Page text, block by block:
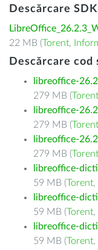
Descărcare SDK
22 MB (Torent,
Descărcare cod
libreoffice-
279 MB (Torent
libreoffice-
279 MB (Torent
libreoffice-
279 MB (Torent
libreoffice-
59 MB (Torent,
libreoffice-
59 MB (Torent,
libreoffice-
59 MB (Torent,